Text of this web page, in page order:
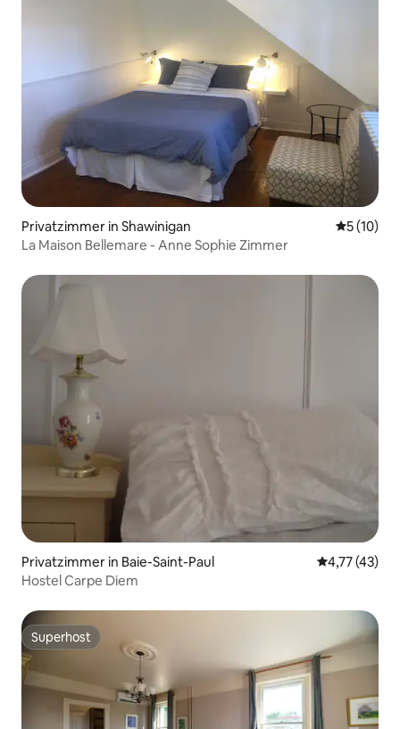
Privatzimmer in Shawinigan
5 (10)
La Maison Bellemare - Anne Sophie Zimmer
Privatzimmer in Baie-Saint-Paul
4,77 (43)
Hostel Carpe Diem
Superhost
Superhost